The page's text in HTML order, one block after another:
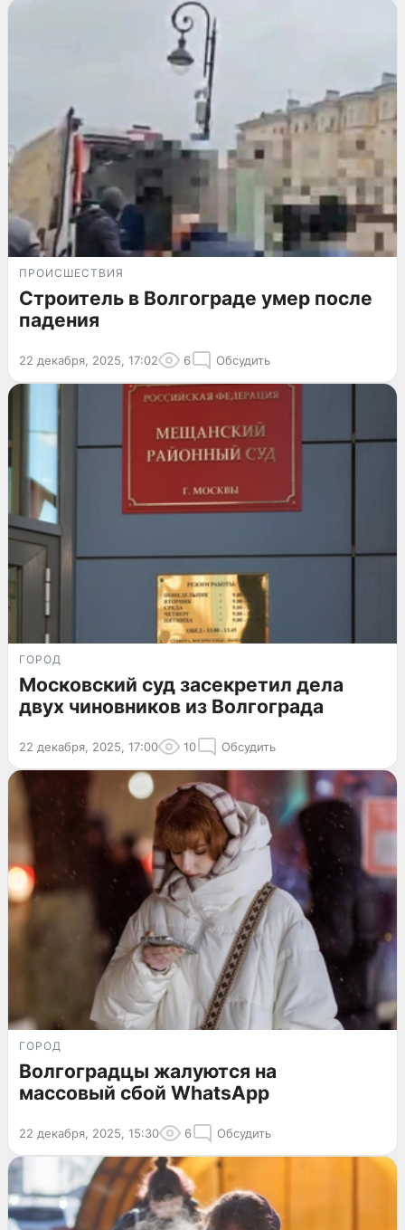
ПРОИСШЕСТВИЯ
Строитель в Волгограде умер после
падения
22 декабря, 2025, 17:02 6 Обсудить
ГОРОД
Московский суд засекретил дела
двух чиновников из Волгограда
22 декабря, 2025, 17:00 10 Обсудить
ГОРОД
Волгоградцы жалуются на
массовый сбой WhatsApp
22 декабря, 2025, 15:30 6 Обсудить